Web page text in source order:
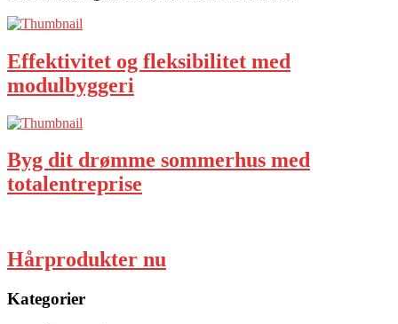
Effektivitet og fleksibilitet med
modulbyggeri
Byg dit drømme sommerhus med
totalentreprise
Hårprodukter nu
Kategorier